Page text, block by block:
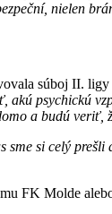
nielen
súboj II.
psychickú
a budú
sme si celý
FK Molde